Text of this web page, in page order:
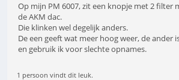
Op mijn PM 6007, zit een knopje met 2 filter
de AKM dac.
Die klinken wel degelijk anders.
De een geeft wat meer hoog weer, de ander
en gebruik ik voor slechte opnames.
1 persoon vindt dit leuk.